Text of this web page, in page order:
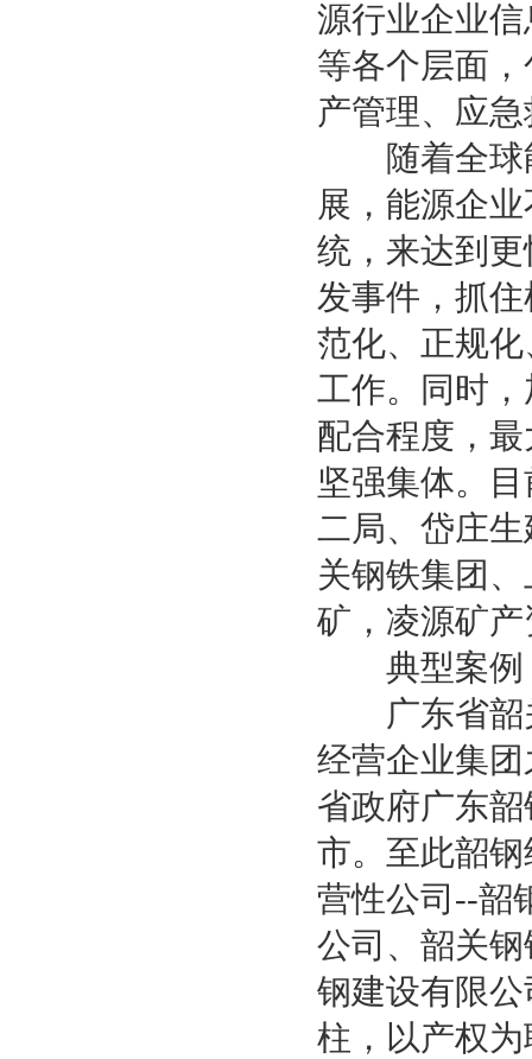
源行业企业
等各个层面
产管理、应
随着全球能
展，能源企
统，来达到
发事件，抓
范化、正规
工作。同时
配合程度，
坚强集体。
二局、岱庄
关钢铁集团
矿，凌源矿
典型案例：
广东省韶关
经营企业集
省政府广东
市。至此韶
营性公司--韶
公司、韶关
钢建设有限
柱，以产权